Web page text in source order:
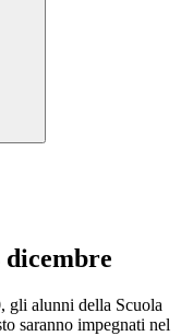
dicembre
, gli alunni della Scuola
saranno impegnati nel